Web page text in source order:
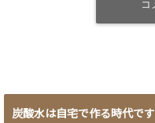
炭酸水は自宅で作る時代です